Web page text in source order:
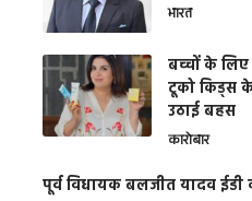
भारत
बच्चों के
टूको किड्स
उठाई बहस
कारोबार
पूर्व विधायक बलजीत यादव ईडी